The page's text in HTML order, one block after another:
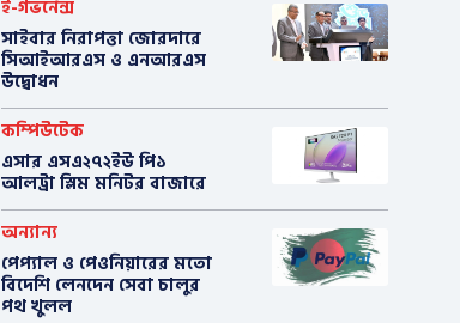
ই-গভর্নেন্স
সাইবার নিরাপত্তা জোরদারে
সিআইআরএস ও এনআরএস
উদ্বোধন
কম্পিউটেক
এসার এসএ২৭২ইউ পি১
আলট্রা স্লিম মনিটর বাজারে
অন্যান্য
পেপ্যাল ও পেওনিয়ারের মতো
বিদেশি লেনদেন সেবা চালুর
পথ খুলল